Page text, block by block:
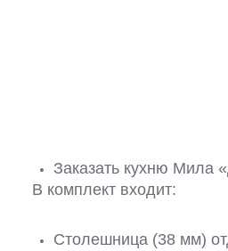
Заказать кухню Мила
В комплект входит:
Столешница (38 мм)